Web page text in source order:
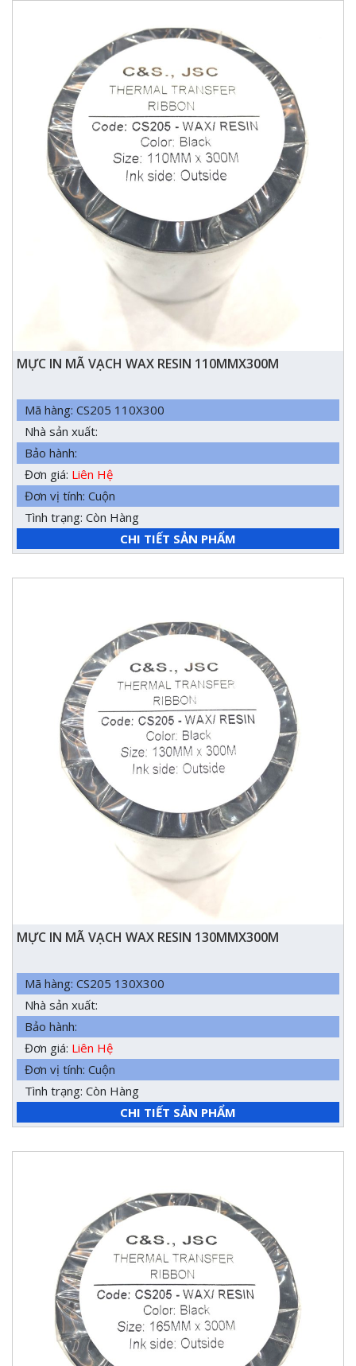
MỰC IN MÃ VẠCH WAX RESIN 110MMX300M
Mã hàng: CS205 110X300
Nhà sản xuất:
Bảo hành:
Đơn giá: Liên Hệ
Đơn vị tính: Cuộn
Tình trạng: Còn Hàng
CHI TIẾT SẢN PHẨM
MỰC IN MÃ VẠCH WAX RESIN 130MMX300M
Mã hàng: CS205 130X300
Nhà sản xuất:
Bảo hành:
Đơn giá: Liên Hệ
Đơn vị tính: Cuộn
Tình trạng: Còn Hàng
CHI TIẾT SẢN PHẨM